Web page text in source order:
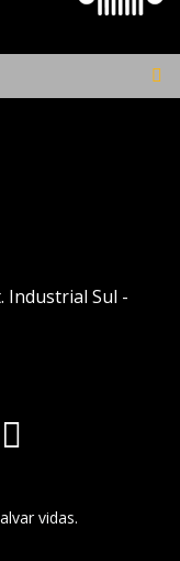
Industrial Sul -
vidas.